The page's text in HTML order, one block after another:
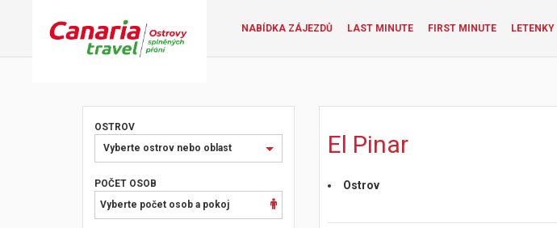
NABÍDKA ZÁJEZDŮ LAST MINUTE FIRST MINUTE LETENKY
OSTROV
Vyberte
ostrov
nebo
oblast
Vyberte ostrov nebo oblast
POČET OSOB
Vyberte počet osob a pokoj
El Pinar
Ostrov